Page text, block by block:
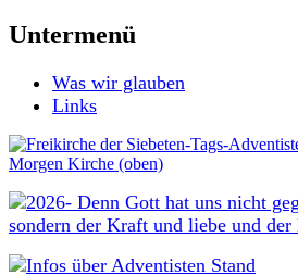
Untermenü
Was wir glauben
Links